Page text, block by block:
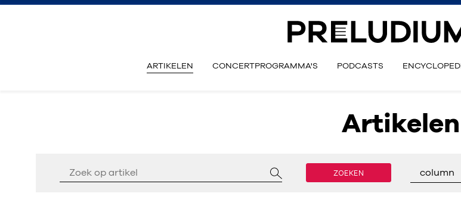
ARTIKELEN CONCERTPROGRAMMA'S PODCASTS
Artikelen
ZOEKEN column